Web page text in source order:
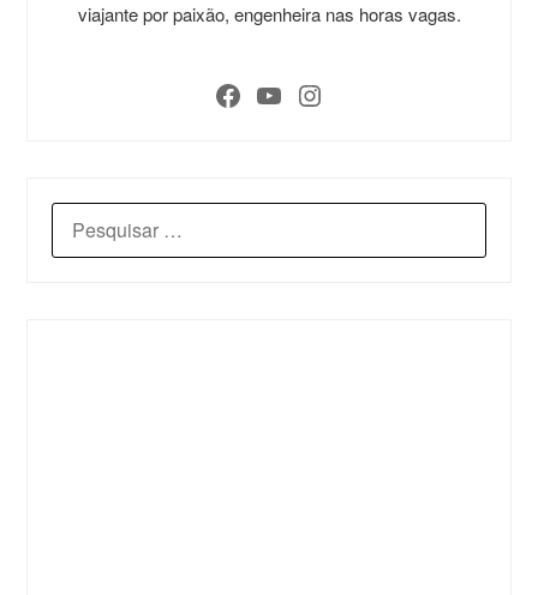
viajante por paixão, engenheira nas horas vagas.